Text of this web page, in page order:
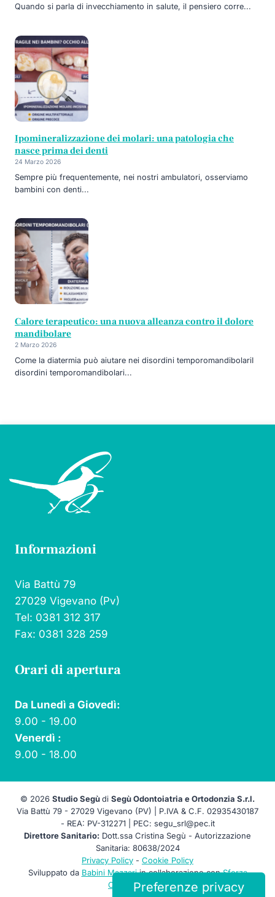
Quando si parla di invecchiamento in salute, il pensiero corre...
Ipomineralizzazione dei molari: una patologia che
nasce prima dei denti
24 Marzo 2026
Sempre più frequentemente, nei nostri ambulatori, osserviamo
bambini con denti...
Calore terapeutico: una nuova alleanza contro il dolore
mandibolare
2 Marzo 2026
Come la diatermia può aiutare nei disordini temporomandibolariI
disordini temporomandibolari...
Informazioni
Via Battù 79
27029 Vigevano (Pv)
Tel: 0381 312 317
Fax: 0381 328 259
Orari di apertura
Da Lunedì a Giovedì:
9.00 - 19.00
Venerdì :
9.00 - 18.00
© 2026 Studio Segùdi Segù Odontoiatria e Ortodonzia S.r.l.
Via Battù 79 - 27029 Vigevano (PV) | P.IVA & C.F. 02935430187
- REA: PV-312271 | PEC: segu_srl@pec.it
Direttore Sanitario: Dott.ssa Cristina Segù - Autorizzazione
Sanitaria: 80638/2024
Privacy Policy - Cookie Policy
Sviluppato da Babini Mazzariin collaborazione conSforza
Comunicazione